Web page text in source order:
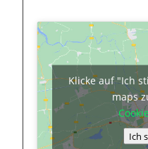
Klicke auf "Ich
maps
Ich